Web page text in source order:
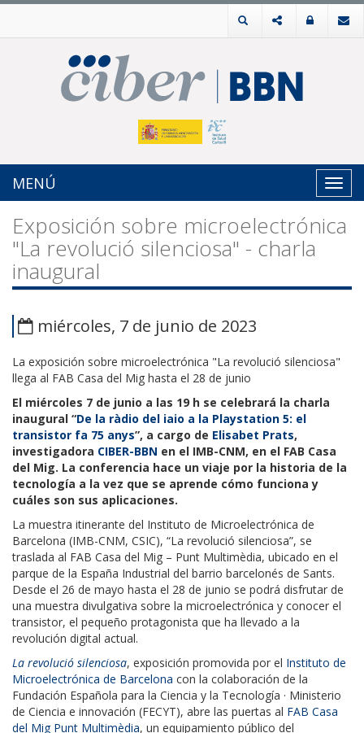
MENÚ
Exposición sobre microelectrónica
"La revolució silenciosa" - charla
inaugural
miércoles, 7 de junio de 2023
La exposición sobre microelectrónica "La revolució silenciosa"
llega al FAB Casa del Mig hasta el 28 de junio
El miércoles 7 de junio a las 19 h se celebrará la charla
inaugural “De la ràdio del iaio a la Playstation 5: el
transistor fa 75 anys”, a cargo de Elisabet Prats,
investigadora CIBER-BBN en el IMB-CNM, en el FAB Casa
del Mig. La conferencia hace un viaje por la historia de la
tecnología a la vez que se aprende cómo funciona y
cuáles son sus aplicaciones.
La muestra itinerante del Instituto de Microelectrónica de
Barcelona (IMB-CNM, CSIC), “La revolució silenciosa”, se
traslada al FAB Casa del Mig – Punt Multimèdia, ubicado en el
parque de la España Industrial del barrio barcelonés de Sants.
Desde el 26 de mayo hasta el 28 de junio se podrá disfrutar de
una muestra divulgativa sobre la microelectrónica y conocer el
transistor, el pequeño protagonista que ha llevado a la
revolución digital actual.
La revolució silenciosa, exposición promovida por el Instituto de
Microelectrónica de Barcelona con la colaboración de la
Fundación Española para la Ciencia y la Tecnología · Ministerio
de Ciencia e innovación (FECYT), abre las puertas al FAB Casa
del Mig Punt Multimèdia, un equipamiento público del